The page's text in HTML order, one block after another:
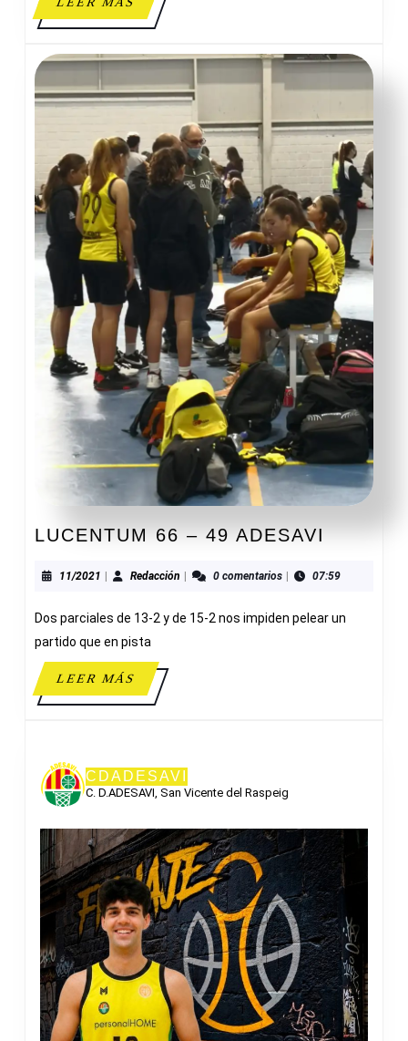
MÁS
LUCENTUM 66 – 49 ADESAVI
–
11/2021 11/2021Redacción Redacción0 comentarios 07:59
Dos parciales de 13-2 y de 15-2 nos impiden pelear un
partido que en pista
LEER MÁSLEER
MÁS
CDADESAVI
C. D.ADESAVI, San Vicente del Raspeig